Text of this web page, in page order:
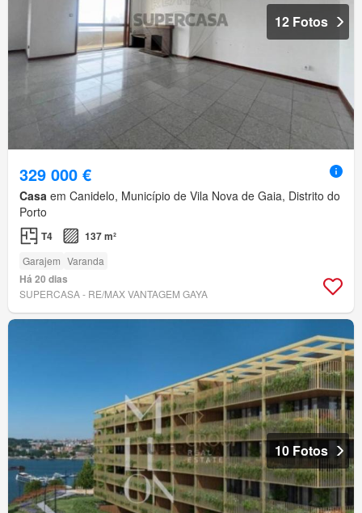
12 Fotos
329 000 €
Casa em Canidelo, Município de Vila Nova de Gaia, Distrito do
Porto
T4 137 m²
Garajem Varanda
Há 20 dias
SUPERCASA - RE/MAX VANTAGEM GAYA
10 Fotos